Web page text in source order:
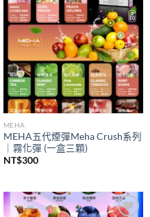
MEHA
MEHA五代煙彈Meha Crush系列
｜霧化彈 (一盒三顆)
NT$300